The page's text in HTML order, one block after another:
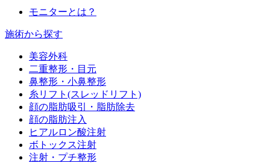
モニターとは？
施術から探す
美容外科
二重整形・目元
鼻整形・小鼻整形
糸リフト(スレッドリフト)
顔の脂肪吸引・脂肪除去
顔の脂肪注入
ヒアルロン酸注射
ボトックス注射
注射・プチ整形